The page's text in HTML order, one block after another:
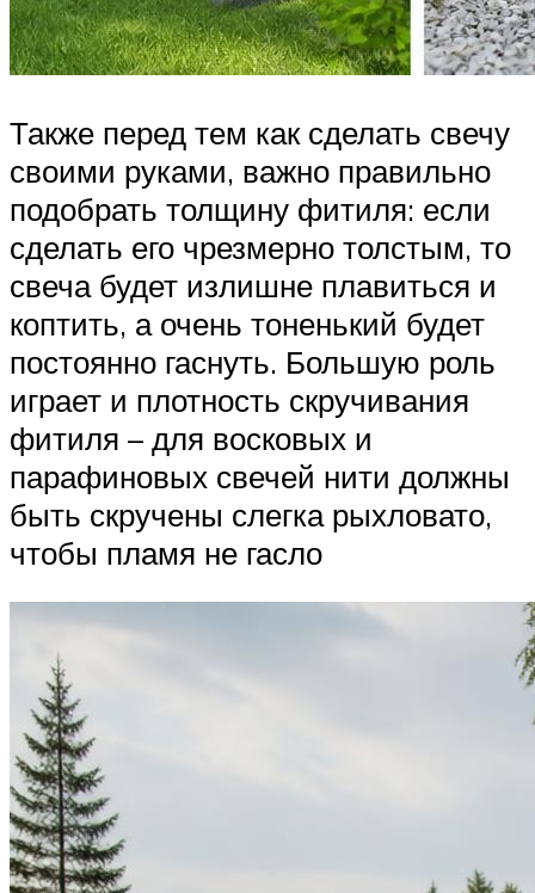
Также перед тем как сделать свечу
своими руками, важно правильно
подобрать толщину фитиля: если
сделать его чрезмерно толстым, то
свеча будет излишне плавиться и
коптить, а очень тоненький будет
постоянно гаснуть. Большую роль
играет и плотность скручивания
фитиля – для восковых и
парафиновых свечей нити должны
быть скручены слегка рыхловато,
чтобы пламя не гасло